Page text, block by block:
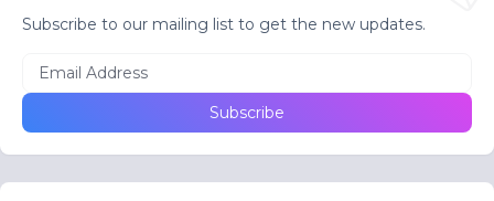
Subscribe to our mailing list to get the new updates.